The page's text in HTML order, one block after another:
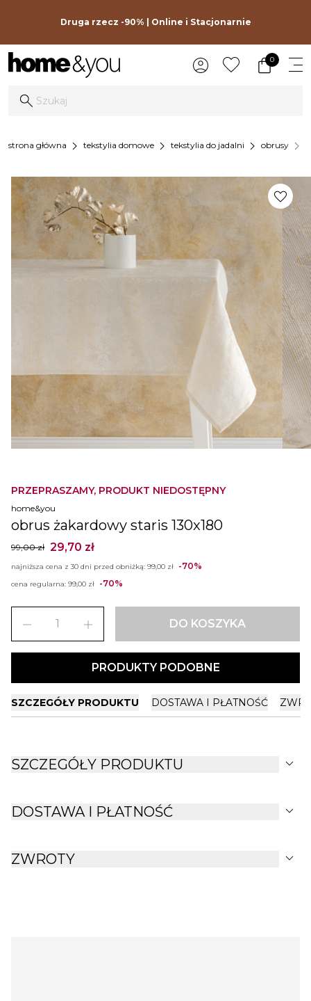
Druga rzecz -90% | Online i Stacjonarnie
0
strona główna chevron_right tekstylia domowe chevron_right tekstylia do jadalni chevron_right obrusy chevron_right
PRZEPRASZAMY, PRODUKT NIEDOSTĘPNY
home&you
obrus żakardowy staris 130x180
99,00 zł 29,70 zł
najniższa cena z 30 dni przed obniżką: 99,00 zł -70%
cena regularna: 99,00 zł -70%
remove add DO KOSZYKA
PRODUKTY PODOBNE
favorite
SZCZEGÓŁY PRODUKTU DOSTAWA I PŁATNOŚĆ
SZCZEGÓŁY PRODUKTU expand_more
DOSTAWA I PŁATNOŚĆ expand_more
ZWROTY expand_more